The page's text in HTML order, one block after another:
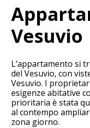
Vesuvio
L’appartamento si
del Vesuvio, con
Vesuvio. I
esigenze abitative
prioritaria è stata
al contempo
zona giorno.